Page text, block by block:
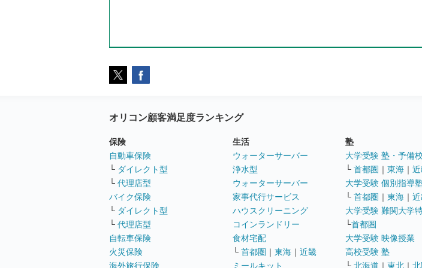
オリコン顧客満足度ランキング
保険
自動車保険
└ ダイレクト型
└ 代理店型
バイク保険
└ ダイレクト型
└ 代理店型
自転車保険
火災保険
海外旅行保険
生活
ウォーターサーバー
浄水型
ウォーターサーバー
家事代行サービス
ハウスクリーニング
コインランドリー
食材宅配
└ 首都圏 ｜ 東海 ｜ 近畿
ミールキット
塾
大学受験 塾・予備
└ 首都圏 ｜ 東海 ｜
大学受験 個別指導
└ 首都圏 ｜ 東海 ｜
大学受験 難関大学
└首都圏
大学受験 映像授業
高校受験 塾
└ 北海道 ｜ 東北 ｜